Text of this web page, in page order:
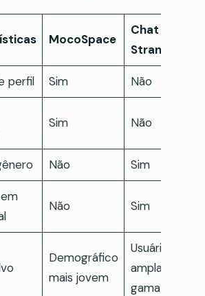
MocoSpace
Chat to
Strangers
perfil Sim Não
Sim Não
Não Sim
Não Sim
Demográfico
mais jovem
Usuário de
ampla
gama